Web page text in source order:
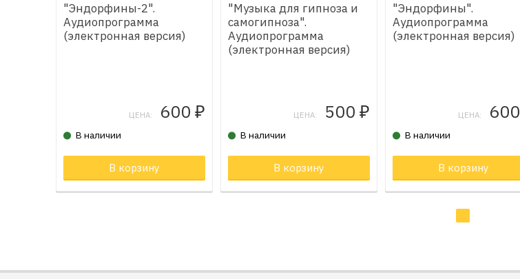
"Эндорфины-2".
Аудиопрограмма
(электронная версия)
ЦЕНА: 600 ₽
В наличии
В корзину Товар в корзине
"Музыка для гипноза и
самогипноза".
Аудиопрограмма
(электронная версия)
ЦЕНА: 500 ₽
В наличии
В корзину Товар в корзине
"Эндорфины".
Аудиопрограмма
(электронная версия)
ЦЕНА: 600
В наличии
В корзину